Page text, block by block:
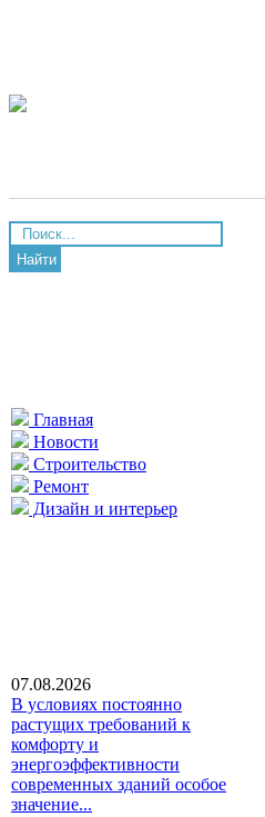
Найти
Главная
Новости
Строительство
Ремонт
Дизайн и интерьер
07.08.2026
В условиях постоянно
растущих требований к
комфорту и
энергоэффективности
современных зданий особое
значение...